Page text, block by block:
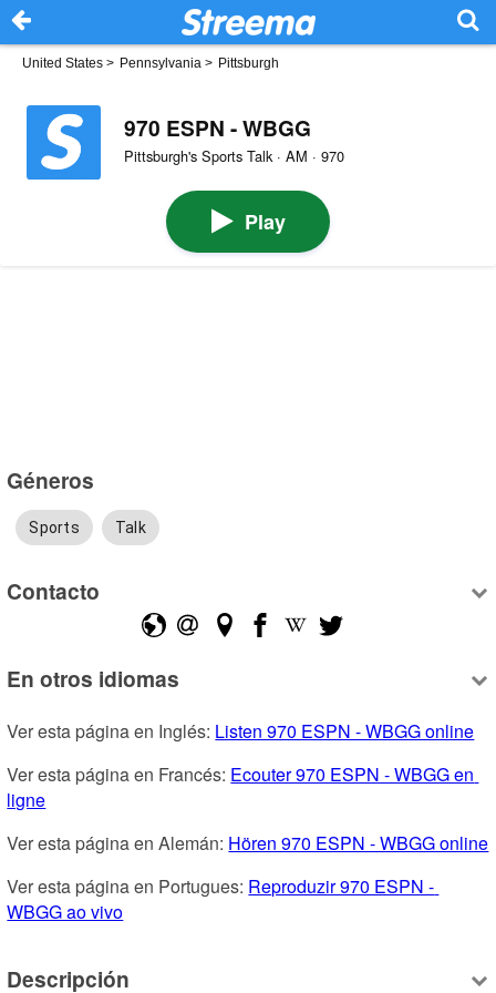
United States > Pennsylvania > Pittsburgh
970 ESPN - WBGG
Pittsburgh's Sports Talk · AM · 970
Play
Géneros
Sports Talk
Contacto
En otros idiomas
Ver esta página en Inglés: Listen 970 ESPN - WBGG online
Ver esta página en Francés: Ecouter 970 ESPN - WBGG en
ligne
Ver esta página en Alemán: Hören 970 ESPN - WBGG online
Ver esta página en Portugues: Reproduzir 970 ESPN -
WBGG ao vivo
Descripción